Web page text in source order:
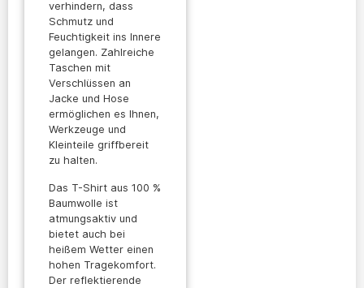
verhindern, dass
Schmutz und
Feuchtigkeit ins Innere
gelangen. Zahlreiche
Taschen mit
Verschlüssen an
Jacke und Hose
ermöglichen es Ihnen,
Werkzeuge und
Kleinteile griffbereit
zu halten.
Das T-Shirt aus 100 %
Baumwolle ist
atmungsaktiv und
bietet auch bei
heißem Wetter einen
hohen Tragekomfort.
Der reflektierende